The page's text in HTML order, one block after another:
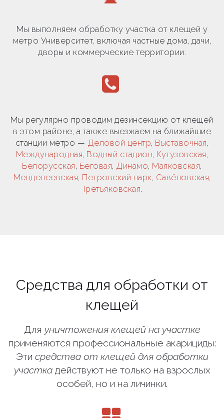
Мы выполняем обработку участка от клещей у
метро Университет, включая частные дома, дачи,
дворы и коммерческие территории.
Мы регулярно проводим дезинсекцию от клещей
в этом районе, а также выезжаем на ближайшие
станции метро — Деловой центр, Выставочная,
Международная, Водный стадион, Кутузовская,
Белорусская, Беговая, Динамо, Маяковская,
Менделеевская, Петровский парк, Савёловская,
Третьяковская.
Средства для обработки от
клещей
Для уничтожения клещей на участке
применяются профессиональные акарициды:
Эти средства от клещей для обработки
участкадействуют не только на взрослых
особей, но и на личинки.